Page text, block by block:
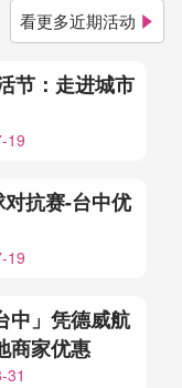
看更多近期活动
节：走进城市
19
抗赛-台中优
19
中」凭德威航
商家优惠
31